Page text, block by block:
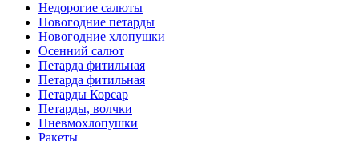
Недорогие салюты
Новогодние петарды
Новогодние хлопушки
Осенний салют
Петарда фитильная
Петарда фитильная
Петарды Корсар
Петарды, волчки
Пневмохлопушки
Ракеты